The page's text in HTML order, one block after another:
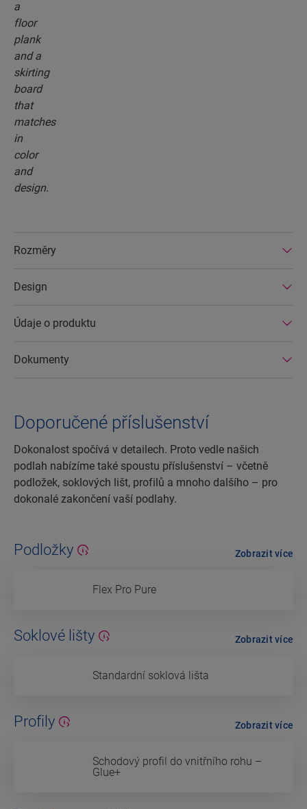
Rozměry
Design
Údaje o produktu
Dokumenty
Doporučené příslušenství
Dokonalost spočívá v detailech. Proto vedle našich
podlah nabízíme také spoustu příslušenství – včetně
podložek, soklových lišt, profilů a mnoho dalšího – pro
dokonalé zakončení vaší podlahy.
Podložky
Flex Pro Pure
Zobrazit více
Soklové lišty
Standardní soklová lišta
Zobrazit více
Profily
Schodový profil do vnitřního rohu –
Glue+
Zobrazit více